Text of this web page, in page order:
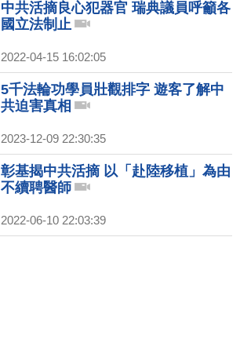
中共活摘良心犯器官 瑞典議員呼籲各
國立法制止
2022-04-15 16:02:05
5千法輪功學員壯觀排字 遊客了解中
共迫害真相
2023-12-09 22:30:35
彰基揭中共活摘 以「赴陸移植」為由
不續聘醫師
2022-06-10 22:03:39